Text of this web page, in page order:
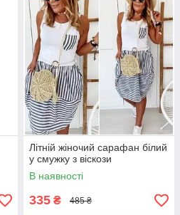
Літній жіночий сарафан білий
у смужку з віскози
В наявності
335 ₴ 485 ₴